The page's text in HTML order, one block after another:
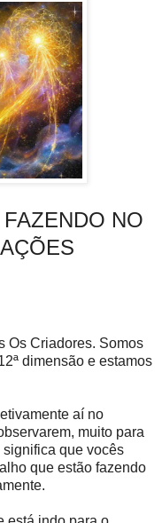
NO
Os Criadores. Somos
dimensão e estamos
aí no
muito para
que vocês
que estão fazendo